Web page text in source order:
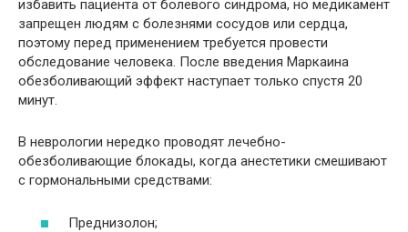
избавить пациента от болевого синдрома, но медикамент
запрещен людям с болезнями сосудов или сердца,
поэтому перед применением требуется провести
обследование человека. После введения Маркаина
обезболивающий эффект наступает только спустя 20
минут.
В неврологии нередко проводят лечебно-
обезболивающие блокады, когда анестетики смешивают
с гормональными средствами:
Преднизолон;